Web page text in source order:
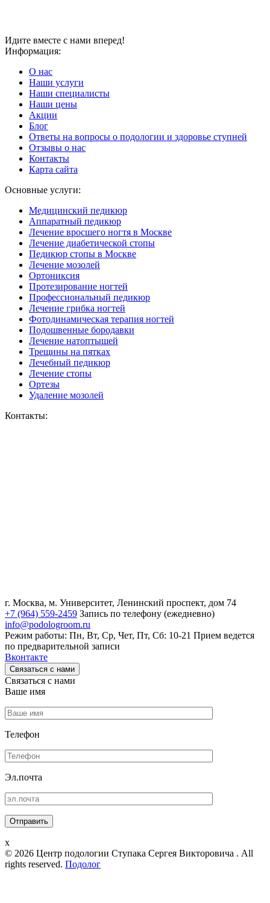
Идите вместе с нами вперед!
Информация:
О нас
Наши услуги
Наши специалисты
Наши цены
Акции
Блог
Ответы на вопросы о подологии и здоровье ступней
Отзывы о нас
Контакты
Карта сайта
Основные услуги:
Медицинский педикюр
Аппаратный педикюр
Лечение вросшего ногтя в Москве
Лечение диабетической стопы
Педикюр стопы в Москве
Лечение мозолей
Ортониксия
Протезирование ногтей
Профессиональный педикюр
Лечение грибка ногтей
Фотодинамическая терапия ногтей
Подошвенные бородавки
Лечение натоптышей
Трещины на пятках
Лечебный педикюр
Лечение стопы
Ортезы
Удаление мозолей
Контакты:
г. Москва, м. Университет, Ленинский проспект, дом 74
+7 (964) 559-2459 Запись по телефону (ежедневно)
info@podologroom.ru
Режим работы: Пн, Вт, Ср, Чет, Пт, Сб: 10-21 Прием ведется
по предварительной записи
Вконтакте
Связаться с нами
Связаться с нами
Ваше имя
Телефон
Эл.почта
x
© 2026 Центр подологии Ступака Сергея Викторовича . All
rights reserved. Подолог